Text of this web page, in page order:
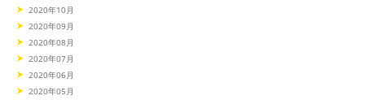
2020年10月
2020年09月
2020年08月
2020年07月
2020年06月
2020年05月